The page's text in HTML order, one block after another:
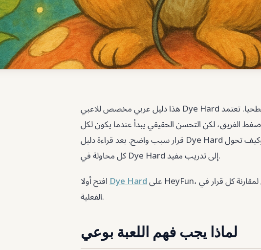
هذا دليل عربي مخصص للاعبي Dye Hard الذين يريدون خطة عملية لا وصفا سطحيا. تعتمد Dye Hard
الفريق، لكن التحسن الحقيقي يبدأ عندما يكون لكل
قرار سبب واضح. بعد قراءة دليل Dye Hard ستعرف كيف تبدأ، وكيف تتجنب أخطاء البداية، وكيف تحول
كل محاولة في Dye Hard إلى تدريب مفيد.
Dye Hard
الفعلية.
لماذا يجب فهم اللعبة بوعي